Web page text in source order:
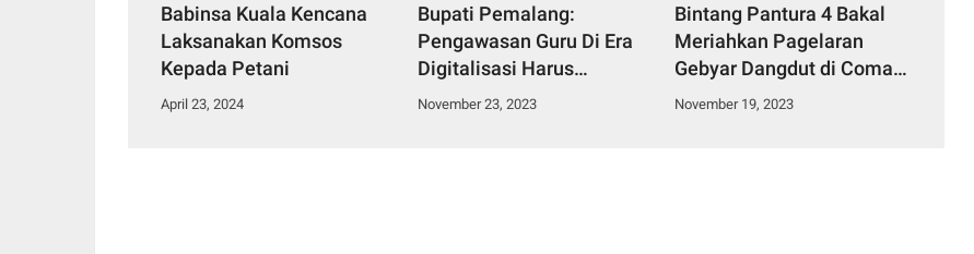
Babinsa Kuala Kencana
Laksanakan Komsos
Kepada Petani
April 23, 2024
Bupati Pemalang:
Pengawasan Guru Di Era
Digitalisasi Harus
Menyesuaikan Diri
November 23, 2023
Bintang Pantura 4 Bakal
Meriahkan Pagelaran
Gebyar Dangdut di Comal
Baru
November 19, 2023